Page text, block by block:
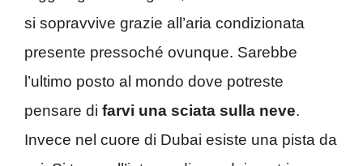
si sopravvive grazie all’aria condizionata
presente pressoché ovunque. Sarebbe
l’ultimo posto al mondo dove potreste
pensare di farvi una sciata sulla neve.
Invece nel cuore di Dubai esiste una pista da